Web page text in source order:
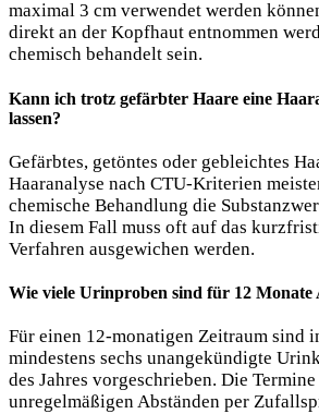
maximal 3 cm verwendet werden
direkt an der Kopfhaut entnommen
chemisch behandelt sein.
Kann ich trotz gefärbter Haare eine
lassen?
Gefärbtes, getöntes oder gebleichtes
Haaranalyse nach CTU-Kriterien
chemische Behandlung die
In diesem Fall muss oft auf das
Verfahren ausgewichen werden.
Wie viele Urinproben sind für 12 Monate
Für einen 12-monatigen Zeitraum sind
mindestens sechs unangekündigte
des Jahres vorgeschrieben. Die
unregelmäßigen Abständen per